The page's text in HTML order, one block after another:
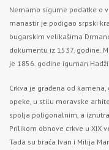
Nemamo sigurne podatke o
manastir je podigao srpski
bugarskim velikašima
dokumentu iz 1537. godine.
je 1856. godine iguman
Crkva je građena od
opeke, u stilu moravske
spolja poligonalnim, a
Prilikom obnove crkve u XIX
Tada su braća Ivan i Milija